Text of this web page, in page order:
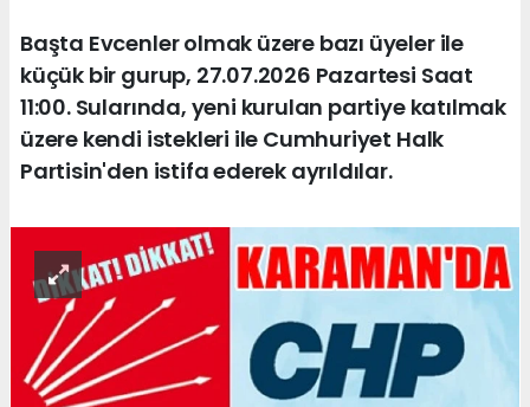
Başta Evcenler olmak üzere bazı üyeler ile
küçük bir gurup, 27.07.2026 Pazartesi Saat
11:00. Sularında, yeni kurulan partiye katılmak
üzere kendi istekleri ile Cumhuriyet Halk
Partisin'den istifa ederek ayrıldılar.